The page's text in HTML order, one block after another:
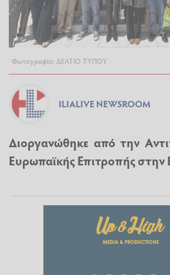
Φωτογραφία: ΔΕΛΤΙΟ ΤΥΠΟΥ
ILIALIVE NEWSROOM
Διοργανώθηκε από την
Ευρωπαϊκής Επιτροπής στην